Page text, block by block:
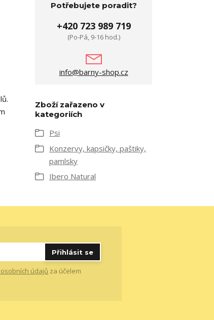
Potřebujete poradit?
+420 723 989 719
(Po-Pá, 9-16 hod.)
info@barny-shop.cz
Zboží zařazeno v
kategoriích
Psi
Konzervy, kapsičky, paštiky,
pamlsky
Ibero Natural
Přihlásit se
údajů za účelem